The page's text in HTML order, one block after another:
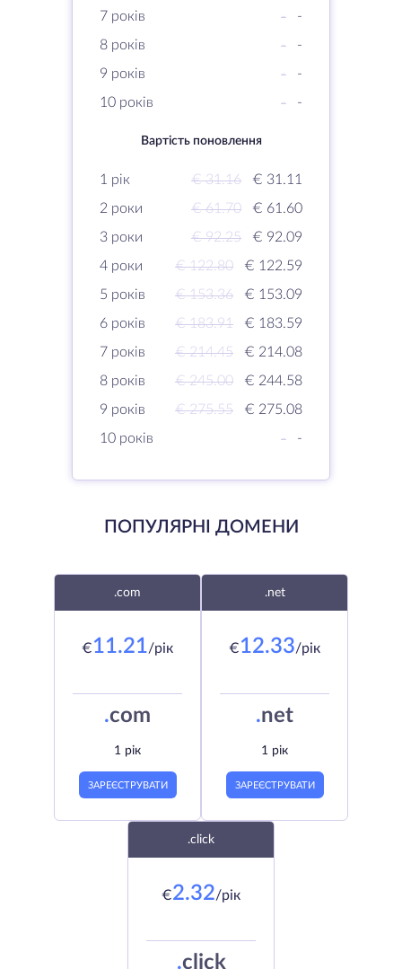
7 років
-
-
8 років
-
-
9 років
-
-
10 років
- -
Вартість поновлення
1 рік € 31.16
€ 31.11
2 роки
€ 61.70
€ 61.60
3 роки
€ 92.25
€ 92.09
4 роки
€ 122.80
€ 122.59
5 років
€ 153.36
€ 153.09
6 років
€ 183.91
€ 183.59
7 років
€ 214.45
€ 214.08
8 років
€ 245.00
€ 244.58
9 років
€ 275.55
€ 275.08
10 років
- -
ПОПУЛЯРНІ ДОМЕНИ
.com
€11.21/рік
.com
1 рік
ЗАРЕЄСТРУВАТИ
.net
€12.33/рік
.net
1 рік
ЗАРЕЄСТРУВАТИ
.click
€2.32/рік
.click